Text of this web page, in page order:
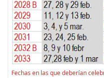
Fechas en las que deberían